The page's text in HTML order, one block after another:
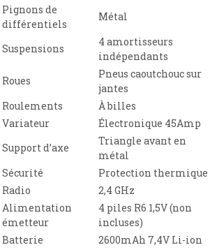
Pignons de
différentiels
Métal
Suspensions
4 amortisseurs
indépendants
Roues
Pneus caoutchouc sur
jantes
Roulements
À billes
Variateur
Électronique 45Amp
Support d’axe
Triangle avant en
métal
Sécurité
Protection thermique
Radio
2,4 GHz
Alimentation
émetteur
4 piles R6 1,5V (non
incluses)
Batterie
2600mAh 7,4V Li-ion